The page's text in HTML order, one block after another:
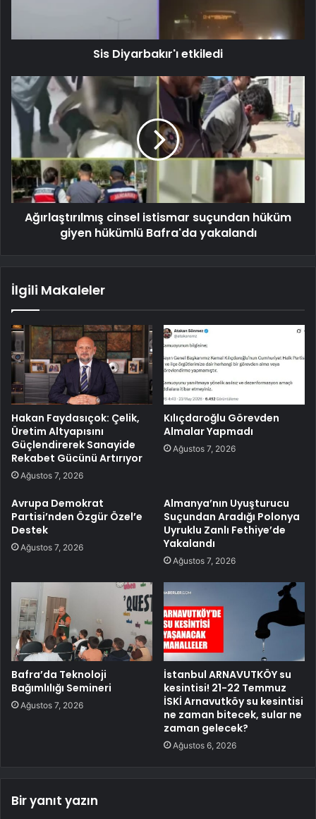
Sis Diyarbakır'ı etkiledi
Ağırlaştırılmış cinsel istismar suçundan hüküm
giyen hükümlü Bafra'da yakalandı
İlgili Makaleler
Hakan Faydasıçok: Çelik,
Üretim Altyapısını
Güçlendirerek Sanayide
Rekabet Gücünü Artırıyor
Ağustos 7, 2026
Kılıçdaroğlu Görevden
Almalar Yapmadı
Ağustos 7, 2026
Avrupa Demokrat
Partisi’nden Özgür Özel’e
Destek
Ağustos 7, 2026
Almanya’nın Uyuşturucu
Suçundan Aradığı Polonya
Uyruklu Zanlı Fethiye’de
Yakalandı
Ağustos 7, 2026
Bafra’da Teknoloji
Bağımlılığı Semineri
Ağustos 7, 2026
İstanbul ARNAVUTKÖY su
kesintisi! 21-22 Temmuz
İSKİ Arnavutköy su kesintisi
ne zaman bitecek, sular ne
zaman gelecek?
Ağustos 6, 2026
Bir yanıt yazın